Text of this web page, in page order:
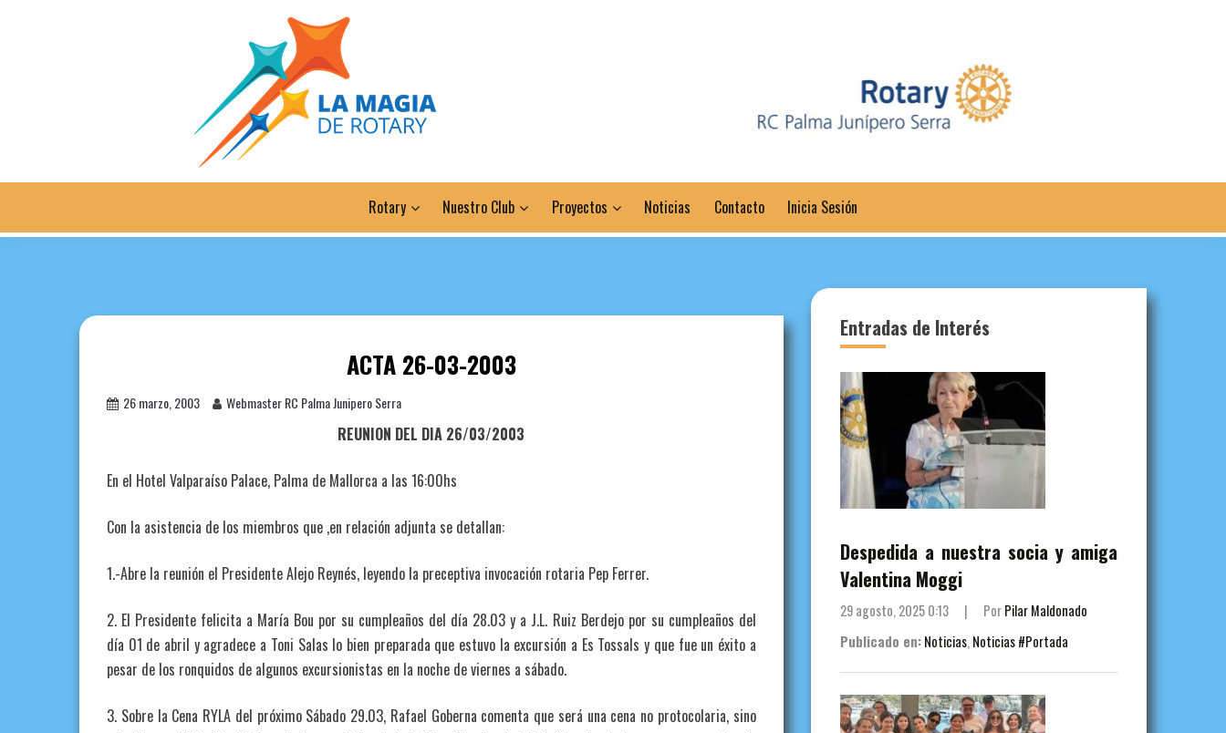
Rotary Nuestro Club Proyectos Noticias Contacto Inicia Sesión
ACTA 26-03-2003
26 marzo, 2003 Webmaster RC Palma Junipero Serra
REUNION DEL DIA 26/03/2003
En el Hotel Valparaíso Palace, Palma de Mallorca a las 16:00hs
Con la asistencia de los miembros que ,en relación adjunta se detallan:
1.-Abre la reunión el Presidente Alejo Reynés, leyendo la preceptiva invocación rotaria Pep Ferrer.
2. El Presidente felicita a María Bou por su cumpleaños del día 28.03 y a J.L. Ruiz Berdejo por su cumpleaños del
día 01 de abril y agradece a Toni Salas lo bien preparada que estuvo la excursión a Es Tossals y que fue un éxito a
pesar de los ronquidos de algunos excursionistas en la noche de viernes a sábado.
3. Sobre la Cena RYLA del próximo Sábado 29.03, Rafael Goberna comenta que será una cena no protocolaria, sino
Entradas de Interés
Despedida a nuestra socia y amiga
Valentina Moggi
29 agosto, 2025 0:13 | PorPilar Maldonado
Publicado en: Noticias, Noticias #Portada